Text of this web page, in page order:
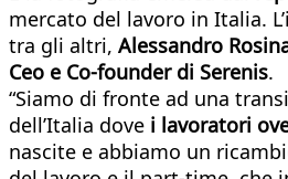
mercato del lavoro in Italia.
tra gli altri, Alessandro
Ceo e Co-founder di Serenis.
“Siamo di fronte ad una
dell’Italia dove i lavoratori
nascite e abbiamo un